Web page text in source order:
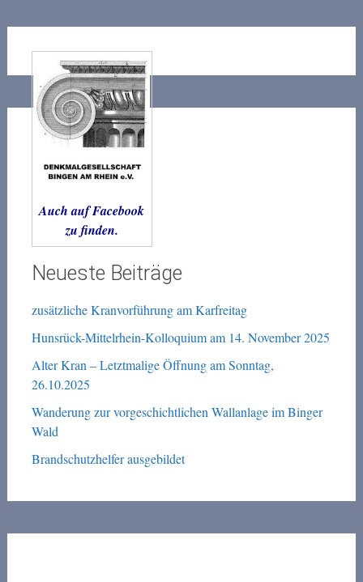
Auch auf Facebook
zu finden.
Neueste Beiträge
zusätzliche Kranvorführung am Karfreitag
Hunsrück-Mittelrhein-Kolloquium am 14. November 2025
Alter Kran – Letztmalige Öffnung am Sonntag,
26.10.2025
Wanderung zur vorgeschichtlichen Wallanlage im Binger
Wald
Brandschutzhelfer ausgebildet